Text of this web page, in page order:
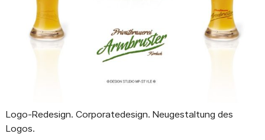
Logo-Redesign. Corporatedesign. Neugestaltung des
Logos.